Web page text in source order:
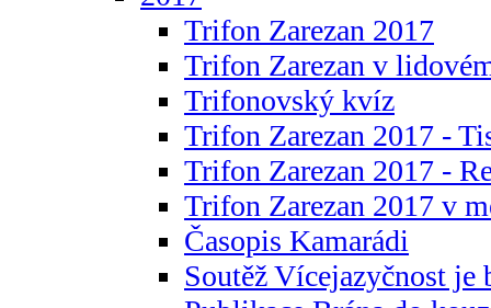
Trifon Zarezan 2017
Trifon Zarezan v
Trifonovský kvíz
Trifon Zarezan 2017 -
Trifon Zarezan 2017 -
Trifon Zarezan 2017 v
Časopis Kamarádi
Soutěž Vícejazyčnost je